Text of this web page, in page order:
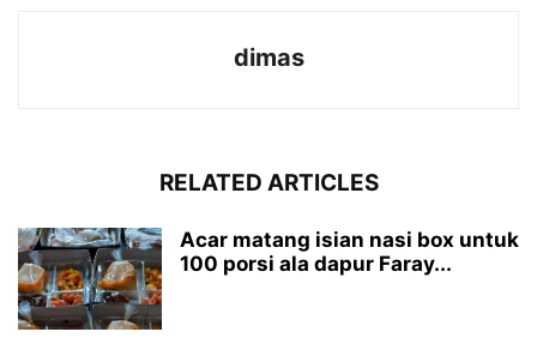
dimas
RELATED ARTICLES
Acar matang isian nasi box untuk
100 porsi ala dapur Faray...